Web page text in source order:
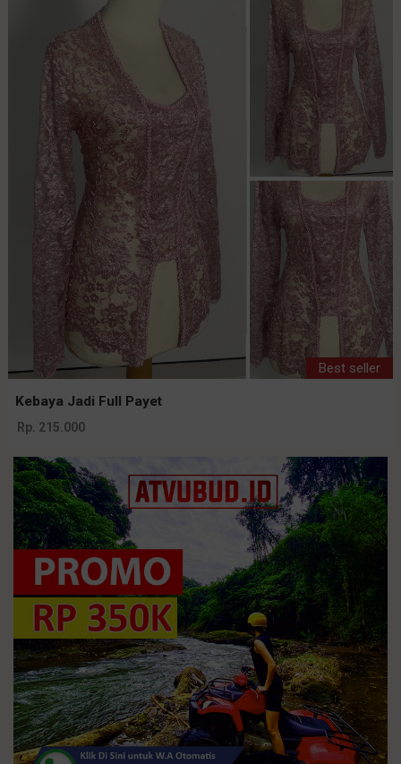
Best seller
Kebaya Jadi Full Payet
Rp. 215.000